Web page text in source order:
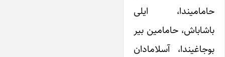
حامامیندا، ایلی
باشاباش، حامامین بیر
بوجاغیندا، آسلامادان